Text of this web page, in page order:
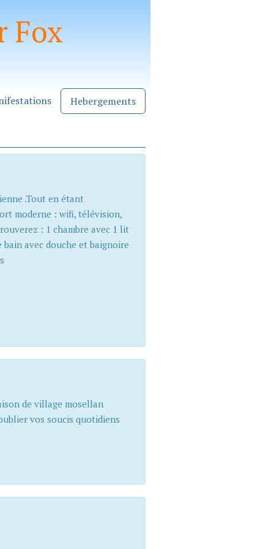
Fox
Hebergements
.Tout en étant
moderne : wifi, télévision,
: 1 chambre avec 1 lit
avec douche et baignoire
de village mosellan
vos soucis quotidiens